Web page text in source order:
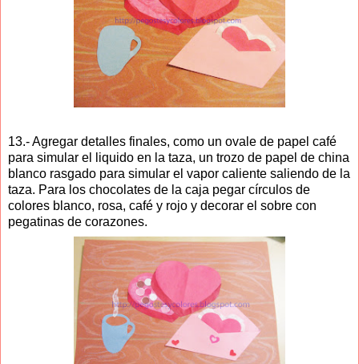
13.- Agregar detalles finales, como un ovale de papel café
para simular el liquido en la taza, un trozo de papel de china
blanco rasgado para simular el vapor caliente saliendo de la
taza. Para los chocolates de la caja pegar círculos de
colores blanco, rosa, café y rojo y decorar el sobre con
pegatinas de corazones.